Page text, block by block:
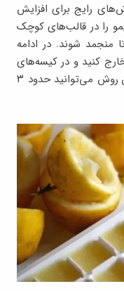
رایج برای افزایش
را در قالب‌های کوچک
منجمد شوند. در ادامه
کنید و در کیسه‌های
زیپ دار بریزید و در فریزر بگذارید. با این روش می‌توانید حدود ۳